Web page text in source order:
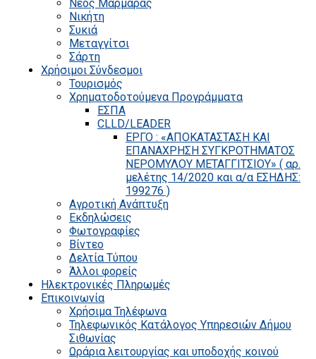
Νέος Μαρμαράς
Νικήτη
Συκιά
Μεταγγίτσι
Σάρτη
Χρήσιμοι Σύνδεσμοι
Τουρισμός
Χρηματοδοτούμενα Προγράμματα
ΕΣΠΑ
CLLD/LEADER
ΕΡΓΟ : «ΑΠΟΚΑΤΑΣΤΑΣΗ ΚΑΙ
ΕΠΑΝΑΧΡΗΣΗ ΣΥΓΚΡΟΤΗΜΑΤΟΣ
ΝΕΡΟΜΥΛΟΥ ΜΕΤΑΓΓΙΤΣΙΟΥ» ( αρ.
μελέτης 14/2020 και α/α ΕΣΗΔΗΣ:
199276 )
Αγροτική Ανάπτυξη
Εκδηλώσεις
Φωτογραφίες
Βίντεο
Δελτία Τύπου
Άλλοι φορείς
Ηλεκτρονικές Πληρωμές
Επικοινωνία
Χρήσιμα Τηλέφωνα
Τηλεφωνικός Κατάλογος Υπηρεσιών Δήμου
Σιθωνίας
Ωράρια λειτουργίας και υποδοχής κοινού